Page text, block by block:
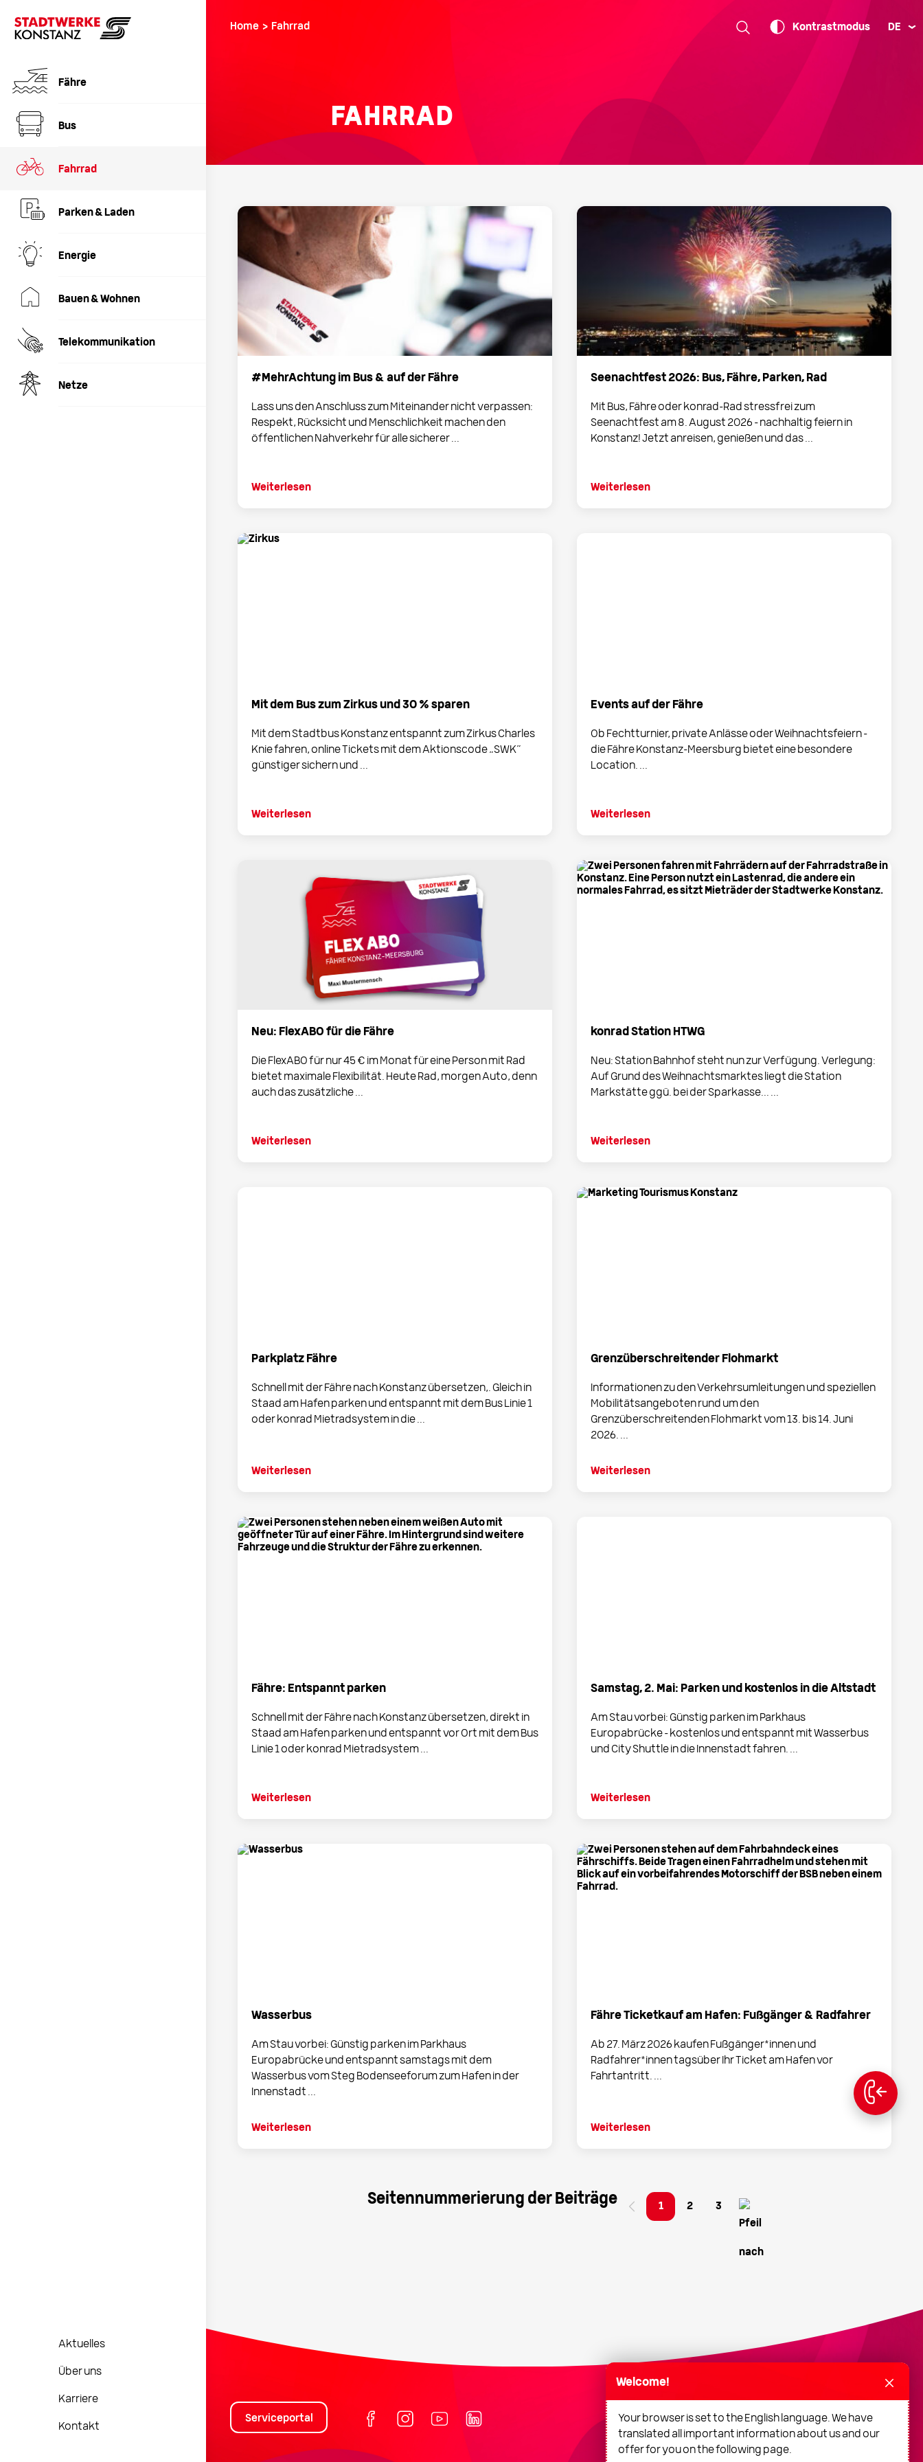
Home › Fahrrad Kontrastmodus DE
Fähre
Bus
Fahrrad
Parken & Laden
Energie
Bauen & Wohnen
Telekommunikation
Netze
Aktuelles
Über uns
Karriere
Kontakt
FAHRRAD
#MehrAchtung im Bus & auf der Fähre
Lass uns den Anschluss zum Miteinander nicht verpassen:
Respekt, Rücksicht und Menschlichkeit machen den
öffentlichen Nahverkehr für alle sicherer ...
Weiterlesen
Seenachtfest 2026: Bus, Fähre, Parken, Rad
Mit Bus, Fähre oder konrad-Rad stressfrei zum
Seenachtfest am 8. August 2026 – nachhaltig feiern in
Konstanz! Jetzt anreisen, genießen und das ...
Weiterlesen
Mit dem Bus zum Zirkus und 30 % sparen
Mit dem Stadtbus Konstanz entspannt zum Zirkus Charles
Knie fahren, online Tickets mit dem Aktionscode „SWK“
günstiger sichern und ...
Weiterlesen
Events auf der Fähre
Ob Fechtturnier, private Anlässe oder Weihnachtsfeiern -
die Fähre Konstanz-Meersburg bietet eine besondere
Location. ...
Weiterlesen
Neu: FlexABO für die Fähre
Die FlexABO für nur 45 € im Monat für eine Person mit Rad
bietet maximale Flexibilität. Heute Rad, morgen Auto, denn
auch das zusätzliche ...
Weiterlesen
konrad Station HTWG
Neu: Station Bahnhof steht nun zur Verfügung. Verlegung:
Auf Grund des Weihnachtsmarktes liegt die Station
Markstätte ggü. bei der Sparkasse... ...
Weiterlesen
Parkplatz Fähre
Schnell mit der Fähre nach Konstanz übersetzen,. Gleich in
Staad am Hafen parken und entspannt mit dem Bus Linie 1
oder konrad Mietradsystem in die ...
Weiterlesen
Grenzüberschreitender Flohmarkt
Informationen zu den Verkehrsumleitungen und speziellen
Mobilitätsangeboten rund um den
Grenzüberschreitenden Flohmarkt vom 13. bis 14. Juni
2026. ...
Weiterlesen
Fähre: Entspannt parken
Schnell mit der Fähre nach Konstanz übersetzen, direkt in
Staad am Hafen parken und entspannt vor Ort mit dem Bus
Linie 1 oder konrad Mietradsystem ...
Weiterlesen
Samstag, 2. Mai: Parken und kostenlos in die Altstadt
Am Stau vorbei: Günstig parken im Parkhaus
Europabrücke - kostenlos und entspannt mit Wasserbus
und City Shuttle in die Innenstadt fahren. ...
Weiterlesen
Wasserbus
Am Stau vorbei: Günstig parken im Parkhaus
Europabrücke und entspannt samstags mit dem
Wasserbus vom Steg Bodenseeforum zum Hafen in der
Innenstadt ...
Weiterlesen
Fähre Ticketkauf am Hafen: Fußgänger & Radfahrer
Ab 27. März 2026 kaufen Fußgänger*innen und
Radfahrer*innen tagsüber Ihr Ticket am Hafen vor
Fahrtantritt. ...
Weiterlesen
Seitennummerierung der Beiträge 1 2 3
Serviceportal
Geschäftskunden Newsletter Hilfe-Center
Welcome!
Your browser is set to the English language. We have
translated all important information about us and our
offer for you on the following page.